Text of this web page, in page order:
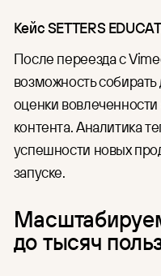
Кейс SETTERS
После переезда с
возможность
оценки вовлеченности
контента. Аналитика
успешности новых
запуске.
до тысяч